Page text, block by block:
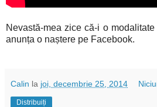
Nevastă-mea zice că-i o
anunța o naștere pe Facebook.
Calin la joi, decembrie 25, 2014
Distribuiți